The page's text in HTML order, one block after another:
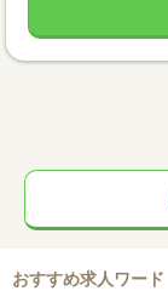
おすすめ求人ワード